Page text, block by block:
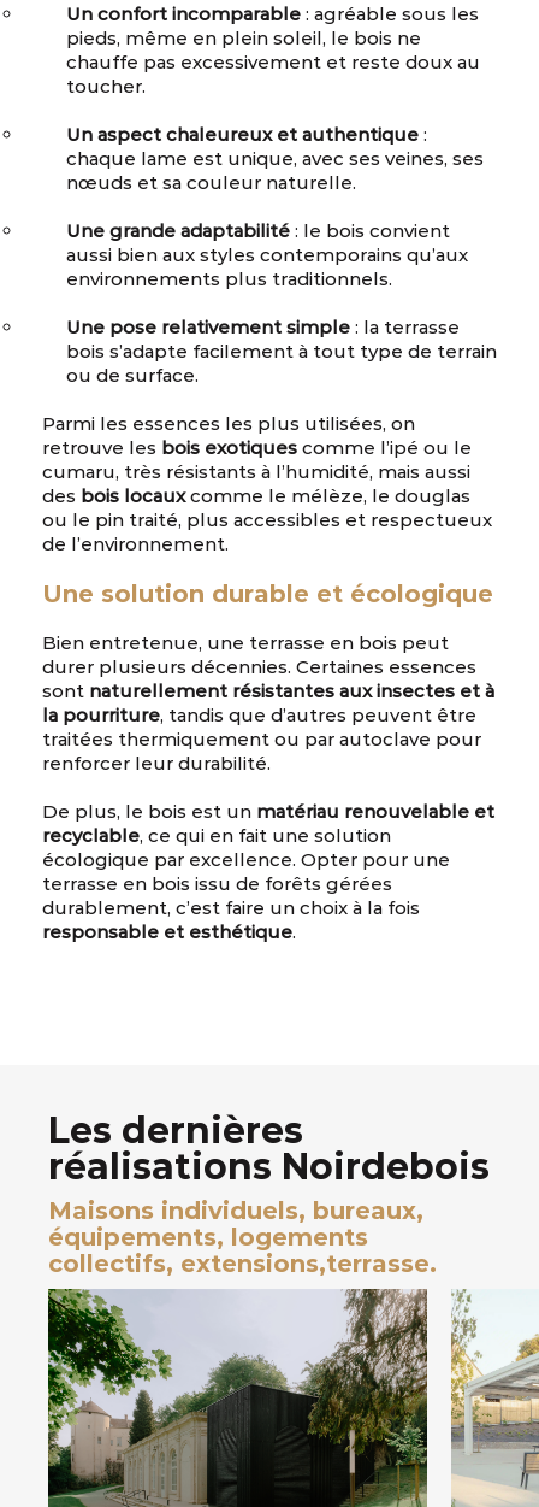
Un confort incomparable : agréable sous les
pieds, même en plein soleil, le bois ne
chauffe pas excessivement et reste doux au
toucher.
Un aspect chaleureux et authentique :
chaque lame est unique, avec ses veines, ses
nœuds et sa couleur naturelle.
Une grande adaptabilité : le bois convient
aussi bien aux styles contemporains qu’aux
environnements plus traditionnels.
Une pose relativement simple : la terrasse
bois s’adapte facilement à tout type de terrain
ou de surface.
Parmi les essences les plus utilisées, on
retrouve les bois exotiques comme l’ipé ou le
cumaru, très résistants à l’humidité, mais aussi
des bois locauxcomme le mélèze, le douglas
ou le pin traité, plus accessibles et respectueux
de l’environnement.
Une solution durable et écologique
Bien entretenue, une terrasse en bois peut
durer plusieurs décennies. Certaines essences
sont naturellement résistantes aux insectes et à
la pourriture, tandis que d’autres peuvent être
traitées thermiquement ou par autoclave pour
renforcer leur durabilité.
De plus, le bois est un matériau renouvelable et
recyclable, ce qui en fait une solution
écologique par excellence. Opter pour une
terrasse en bois issu de forêts gérées
durablement, c’est faire un choix à la fois
responsable et esthétique.
Les dernières
réalisations Noirdebois
Maisons individuels, bureaux,
équipements, logements
collectifs, extensions,terrasse.